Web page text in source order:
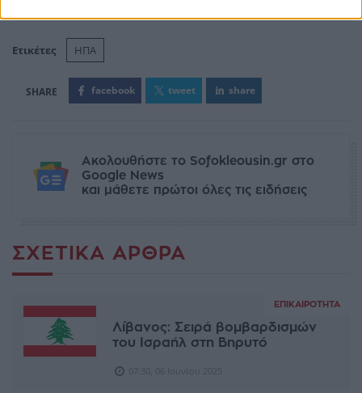
Ετικέτες ΗΠΑ
facebook tweet share
Ακολουθήστε το Sofokleousin.gr στο
Google News
και μάθετε πρώτοι όλες τις ειδήσεις
ΣΧΕΤΙΚΆ ΆΡΘΡΑ
ΕΠΙΚΑΙΡΌΤΗΤΑ
Λίβανος: Σειρά βομβαρδισμών
του Ισραήλ στη Βηρυτό